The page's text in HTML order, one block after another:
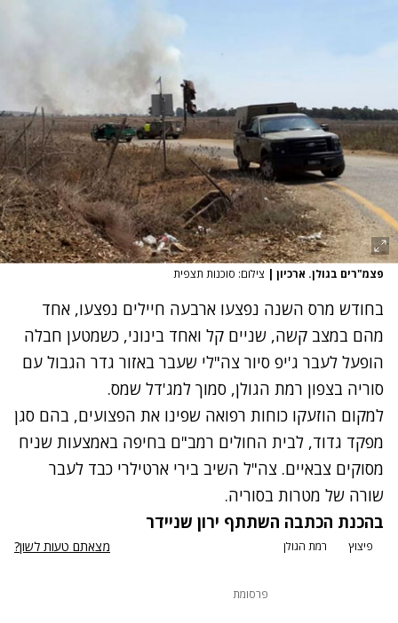
פצמ"רים בגולן. ארכיון | צילום: סוכנות תצפית
בחודש מרס השנה נפצעו ארבעה חיילים נפצעו, אחד
מהם במצב קשה, שניים קל ואחד בינוני, כשמטען חבלה
הופעל לעבר ג'יפ סיור צה"לי שעבר באזור גדר הגבול עם
סוריה בצפון רמת הגולן, סמוך למג'דל שמס.
למקום הוזעקו כוחות רפואה שפינו את הפצועים, בהם סגן
מפקד גדוד, לבית החולים רמב"ם בחיפה באמצעות שניח
מסוקים צבאיים. צה"ל השיב בירי ארטילרי כבד לעבר
שורה של מטרות בסוריה.
בהכנת הכתבה השתתף ירון שניידר
פיצוץ רמת הגולן מצאתם טעות לשון?
פרסומת